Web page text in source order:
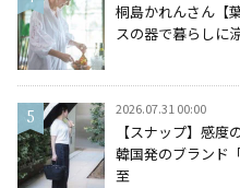
桐島かれんさん【
スの器で暮らしに
2026.07.31 00:00
【スナップ】感度
韓国発のブランド
至